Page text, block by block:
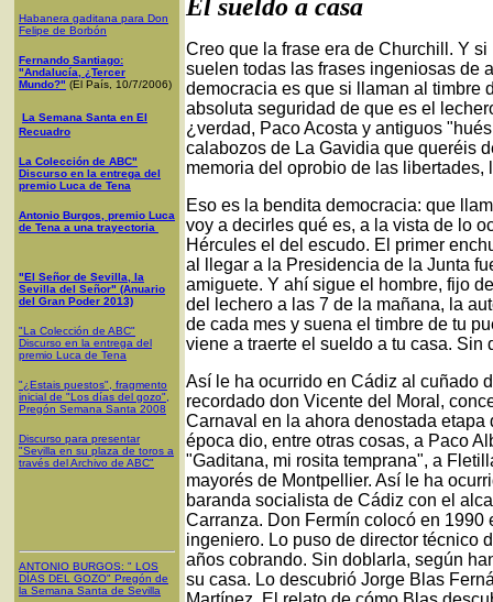
Habanera gaditana para Don
Felipe de Borbón
Fernando Santiago:
"Andalucía, ¿Tercer
Mundo?" (El País, 10/7/2006)
La Semana Santa en El
Recuadro
La Colección de ABC"
Discurso en la entrega del
premio Luca de Tena
Antonio Burgos, premio Luca
de Tena a una trayectoria
"El Señor de Sevilla, la
Sevilla del Señor" (Anuario
del Gran Poder 2013)
"La Colección de ABC"
Discurso en la entrega del
premio Luca de Tena
"¿Estais puestos", fragmento
inicial de "Los días del gozo",
Pregón Semana Santa 2008
Discurso para presentar
"Sevilla en su plaza de toros a
través del Archivo de ABC"
ANTONIO BURGOS: " LOS
DÍAS DEL GOZO" Pregón de
la Semana Santa de Sevilla
El sueldo a casa
Creo que la frase era de Churchill. Y
suelen todas las frases ingeniosas de
democracia es que si llaman al timbre
absoluta seguridad de que es el
¿verdad, Paco Acosta y antiguos
calabozos de La Gavidia que queréis
memoria del oprobio de las
Eso es la bendita democracia: que
voy a decirles qué es, a la vista de lo
Hércules el del escudo. El primer
al llegar a la Presidencia de la Junta
amiguete. Y ahí sigue el hombre, fijo
del lechero a las 7 de la mañana, la
de cada mes y suena el timbre de tu
viene a traerte el sueldo a tu casa. Sin
Así le ha ocurrido en Cádiz al cuñado
recordado don Vicente del Moral,
Carnaval en la ahora denostada
época dio, entre otras cosas, a Paco
"Gaditana, mi rosita temprana", a
mayorés de Montpellier. Así le ha
baranda socialista de Cádiz con el
Carranza. Don Fermín colocó en 1990
ingeniero. Lo puso de director técnico
años cobrando. Sin doblarla, según
su casa. Lo descubrió Jorge Blas